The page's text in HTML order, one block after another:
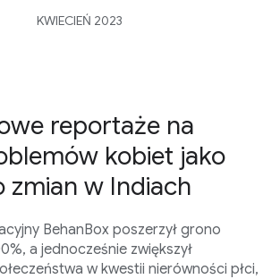
KWIECIEŃ 2023
reportaże na
kobiet jako
zmian w Indiach
BehanBox poszerzył grono
a jednocześnie zwiększył
w kwestii nierówności płci,